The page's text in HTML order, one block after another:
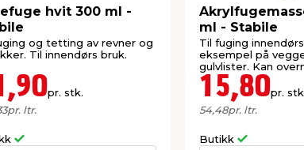
hvit 300 ml -
og tetting av revner og
Til innendørs bruk.
pr. stk.
pr. ltr.
ml - Stabile
Til fuging
eksempel på
gulvlister. Kan
15,80pr.
54,48pr. ltr.
Butikk